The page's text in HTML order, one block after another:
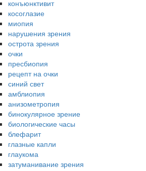
конъюнктивит
косоглазие
миопия
нарушения зрения
острота зрения
очки
пресбиопия
рецепт на очки
синий свет
амблиопия
анизометропия
бинокулярное зрение
биологические часы
блефарит
глазные капли
глаукома
затуманивание зрения